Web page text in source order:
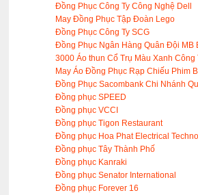
Đồng Phục Công Ty Công Nghệ Dell
May Đồng Phục Tập Đoàn Lego
Đồng Phục Công Ty SCG
Đồng Phục Ngân Hàng Quân Đội MB
3000 Áo thun Cổ Trụ Màu Xanh Công
May Áo Đồng Phục Rạp Chiếu Phim
Đồng Phục Sacombank Chi Nhánh
Đồng phục SPEED
Đồng phục VCCI
Đồng phục Tigon Restaurant
Đồng phục Hoa Phat Electrical
Đồng phục Tây Thành Phố
Đồng phục Kanraki
Đồng phục Senator International
Đồng phục Forever 16